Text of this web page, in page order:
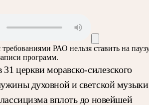
требованиями РАО нельзя ставить на
программ.
31 церкви моравско-силезского
духовной и светской музыки
вплоть до новейшей